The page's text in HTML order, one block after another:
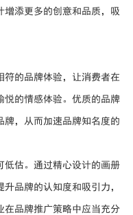
增添更多的创意和品质，吸
符的品牌体验，让消费者在
悦的情感体验。优质的品牌
牌，从而加速品牌知名度的
低估。通过精心设计的画册
品牌的认知度和吸引力，
在品牌推广策略中应当充分